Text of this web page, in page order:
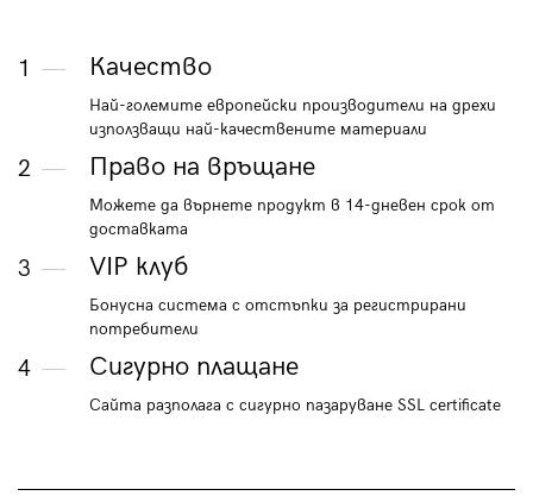
1 Качество
Най-големите европейски производители на дрехи
използващи най-качествените материали
2 Право на връщане
Можете да върнете продукт в 14-дневен срок от
доставката
3 VIP клуб
Бонусна система с отстъпки за регистрирани
потребители
4 Сигурно плащане
Сайта разполага с сигурно пазаруване SSL certificate